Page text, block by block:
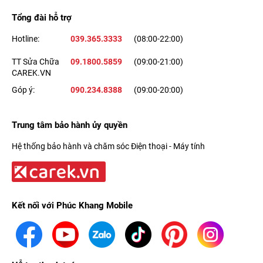
Đặc biệt, các bài tập trên Watch S7 đều có tính năng tự động
tranh thủ tập luyện ở bất cứ đâu.
An toàn hơn với tính năng phát hiện té ngã
Tổng đài hỗ trợ
Hotline: 039.365.3333 (08:00-22:00)
TT Sửa Chữa
CAREK.VN
09.1800.5859 (09:00-21:00)
Góp ý: 090.234.8388 (09:00-20:00)
Trung tâm bảo hành ủy quyền
Hệ thống bảo hành và chăm sóc Điện thoại - Máy tính
Kết nối với Phúc Khang Mobile